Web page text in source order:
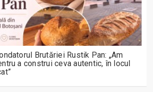
Brutăriei Rustik Pan: „Am
a construi ceva autentic, în locul